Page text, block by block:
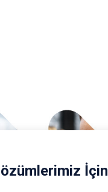
İçin